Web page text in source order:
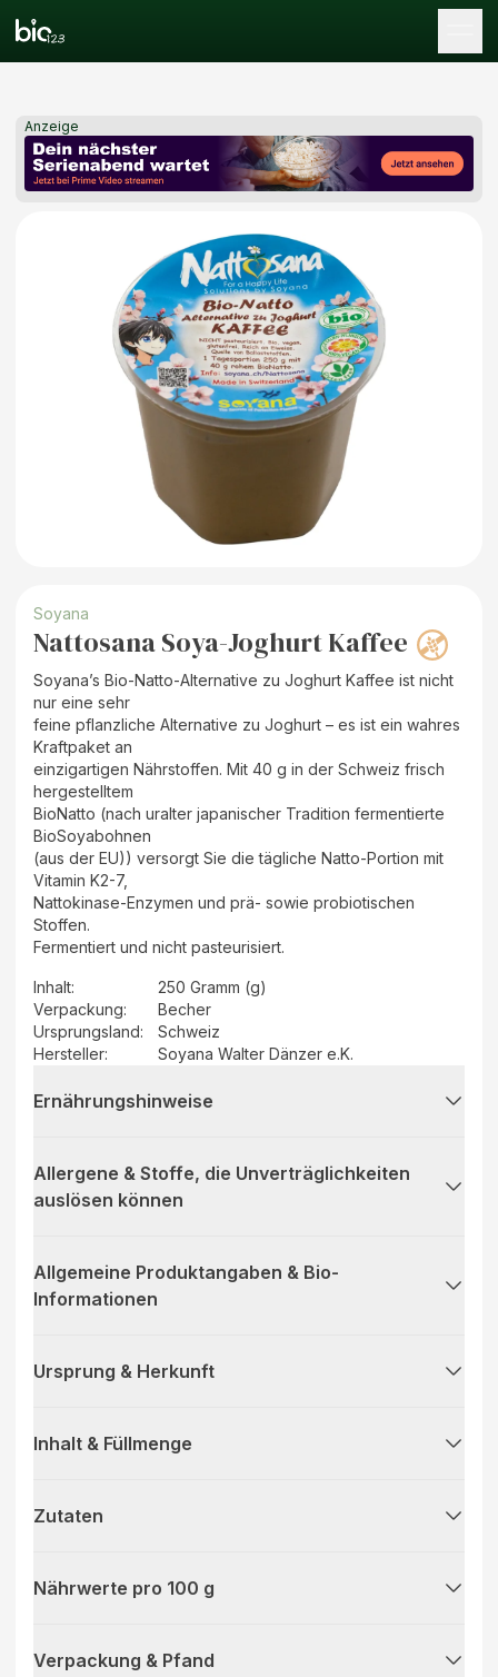
Anzeige
Soyana
Nattosana Soya-Joghurt Kaffee
Soyana’s Bio-Natto-Alternative zu Joghurt Kaffee ist nicht
nur eine sehr
feine pflanzliche Alternative zu Joghurt – es ist ein wahres
Kraftpaket an
einzigartigen Nährstoffen. Mit 40 g in der Schweiz frisch
hergestelltem
BioNatto (nach uralter japanischer Tradition fermentierte
BioSoyabohnen
(aus der EU)) versorgt Sie die tägliche Natto-Portion mit
Vitamin K2-7,
Nattokinase-Enzymen und prä- sowie probiotischen
Stoffen.
Fermentiert und nicht pasteurisiert.
Inhalt:
250 Gramm (g)
Verpackung:
Becher
Ursprungsland:
Schweiz
Hersteller: Soyana Walter Dänzer e.K.
Ernährungshinweise
Allergene & Stoffe, die Unverträglichkeiten
auslösen können
Allgemeine Produktangaben & Bio-
Informationen
Ursprung & Herkunft
Inhalt & Füllmenge
Zutaten
Nährwerte pro 100 g
Verpackung & Pfand